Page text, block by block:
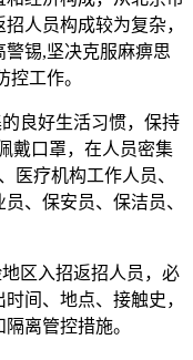
人员构成较为复杂，
锡,坚决克服麻痹思
工作。
良好生活习惯，保持
戴口罩，在人员密集
医疗机构工作人员、
、保安员、保洁员、
区入招返招人员，必
间、地点、接触史，
离管控措施。